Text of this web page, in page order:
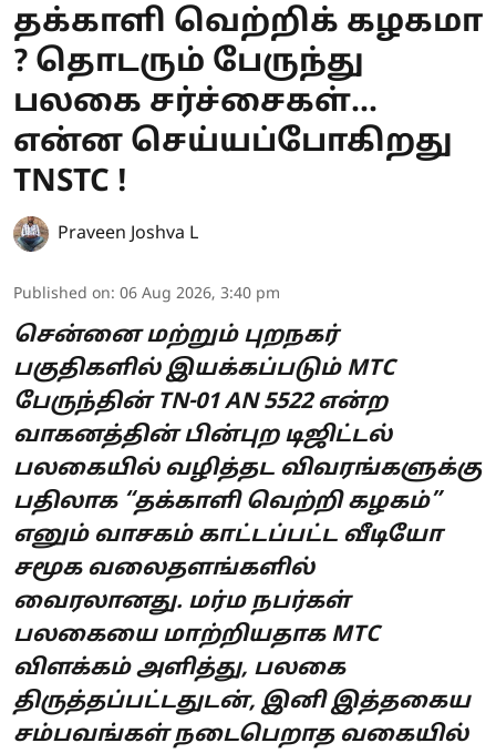
தக்காளி வெற்றிக் கழகமா
? தொடரும் பேருந்து
பலகை சர்ச்சைகள்...
என்ன செய்யப்போகிறது
TNSTC !
Praveen Joshva L
Published on: 06 Aug 2026, 3:40 pm
சென்னை மற்றும் புறநகர்
பகுதிகளில் இயக்கப்படும் MTC
பேருந்தின் TN-01 AN 5522 என்ற
வாகனத்தின் பின்புற டிஜிட்டல்
பலகையில் வழித்தட விவரங்களுக்கு
பதிலாக “தக்காளி வெற்றி கழகம்”
எனும் வாசகம் காட்டப்பட்ட வீடியோ
சமூக வலைதளங்களில்
வைரலானது. மர்ம நபர்கள்
பலகையை மாற்றியதாக MTC
விளக்கம் அளித்து, பலகை
திருத்தப்பட்டதுடன், இனி இத்தகைய
சம்பவங்கள் நடைபெறாத வகையில்